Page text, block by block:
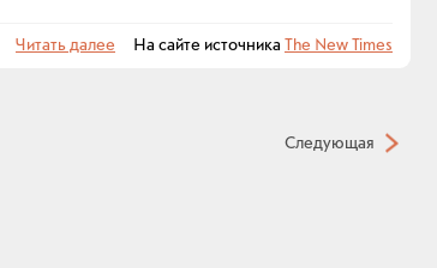
Читать далее На сайте источника The New Times
Следующая